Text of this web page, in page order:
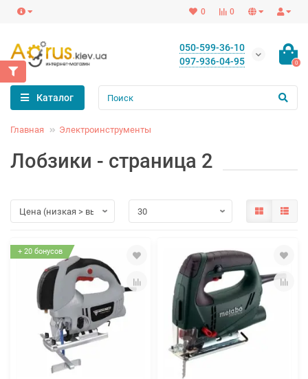
0
0
050-599-36-10
097-936-04-95
0
Каталог
Главная Электроинструменты
Лобзики - страница 2
+ 20 бонусов